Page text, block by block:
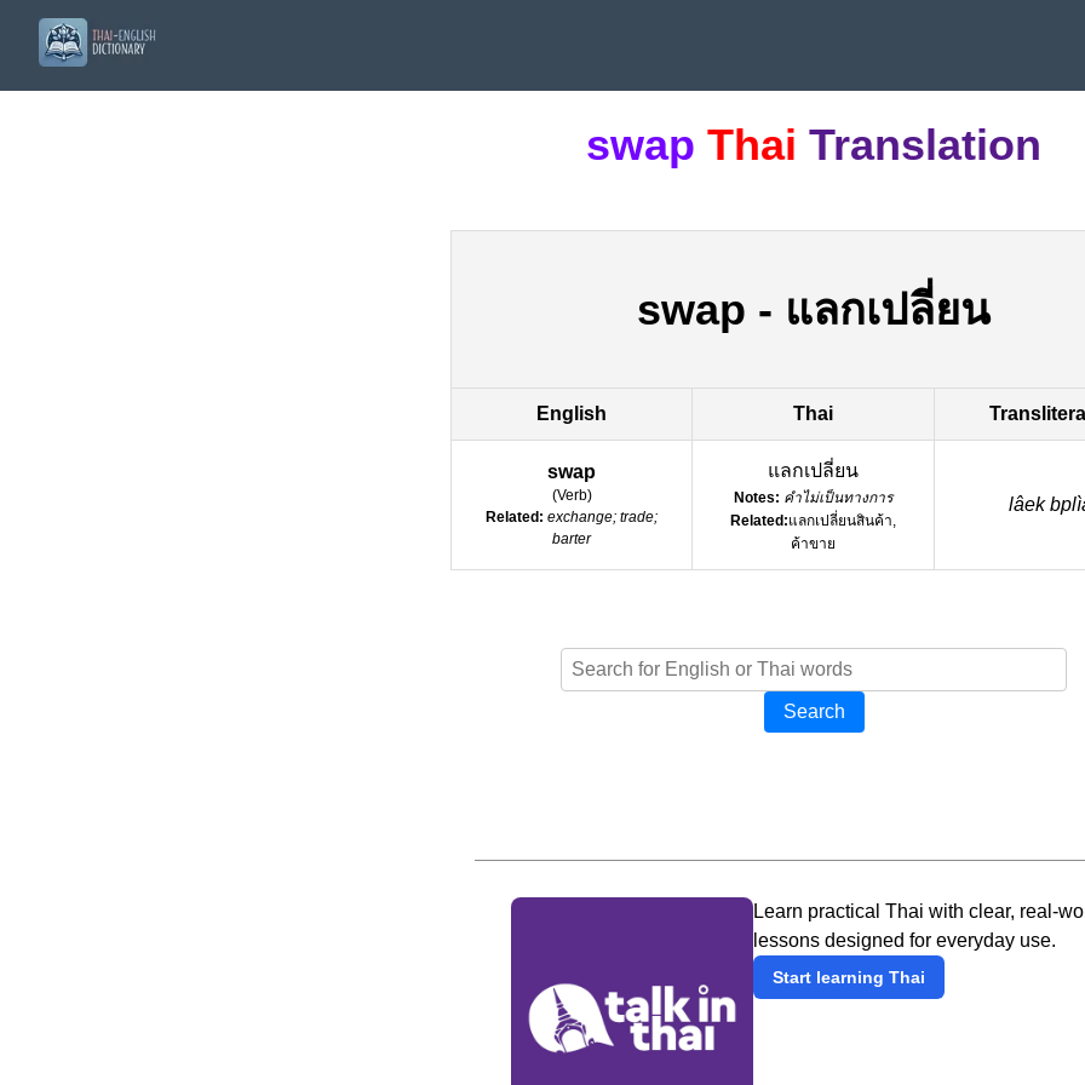
swap Thai Translation
swap - แลกเปลี่ยน
English Thai
swap
(Verb)
Related: exchange; trade;
barter
แลกเปลี่ยน
Notes: คำไม่เป็นทางการ
Related:แลกเปลี่ยนสินค้า,
ค้าขาย
lâek
Search
Learn practical Thai with clear, real-
lessons designed for everyday use.
Start learning Thai